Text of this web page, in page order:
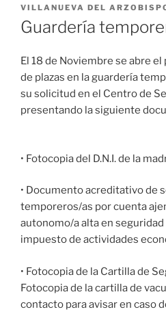
EL
VILLANUEVA DEL
Guardería
El 18 de Noviembre se abre
de plazas en la guardería
su solicitud en el Centro de
presentando la siguiente
• Fotocopia del D.N.I. de la
• Documento acreditativo de
temporeros/as por cuenta
autonomo/a alta en seguridad
impuesto de actividades
• Fotocopia de la Cartilla de
Fotocopia de la cartilla de
contacto para avisar en caso